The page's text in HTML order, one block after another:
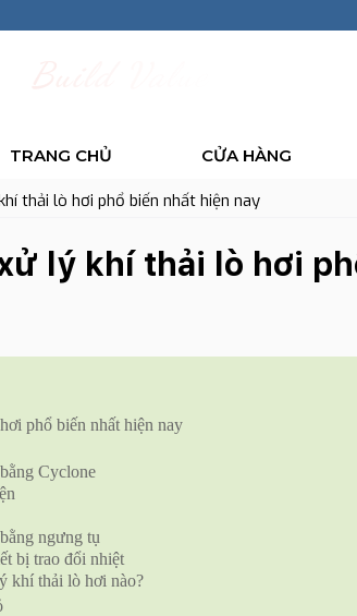
TRANG CHỦ CỬA HÀNG
thải lò hơi phổ biến nhất hiện nay
lý khí thải lò hơi
phổ biến nhất hiện nay
Cyclone
ngưng tụ
bị trao đổi nhiệt
khí thải lò hơi nào?